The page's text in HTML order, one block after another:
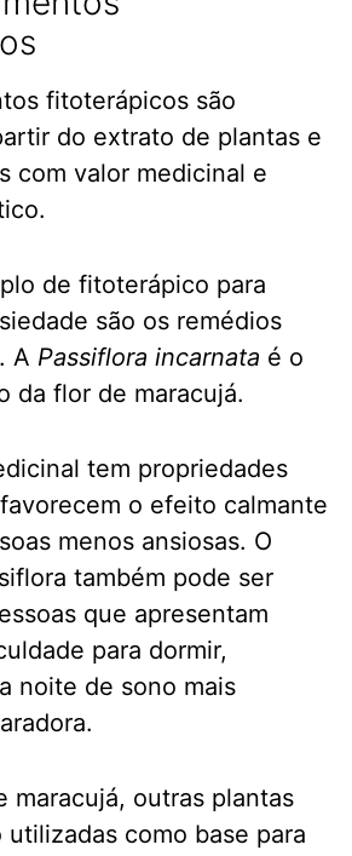
fitoterápicos são
do extrato de plantas e
com valor medicinal e
de fitoterápico para
são os remédios
A Passiflora incarnata é o
da flor de maracujá.
tem propriedades
o efeito calmante
menos ansiosas. O
também pode ser
que apresentam
para dormir,
noite de sono mais
maracujá, outras plantas
utilizadas como base para